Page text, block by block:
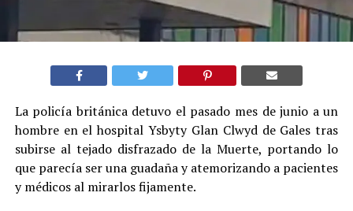
La policía británica detuvo el pasado mes de junio a un
hombre en el hospital Ysbyty Glan Clwyd de Gales tras
subirse al tejado disfrazado de la Muerte, portando lo
que parecía ser una guadaña y atemorizando a pacientes
y médicos al mirarlos fijamente.